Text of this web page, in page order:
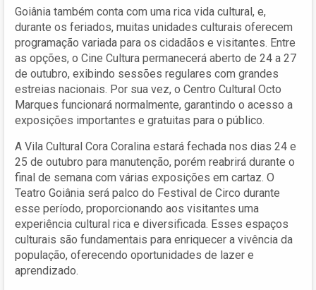
Goiânia também conta com uma rica vida cultural, e,
durante os feriados, muitas unidades culturais oferecem
programação variada para os cidadãos e visitantes. Entre
as opções, o Cine Cultura permanecerá aberto de 24 a 27
de outubro, exibindo sessões regulares com grandes
estreias nacionais. Por sua vez, o Centro Cultural Octo
Marques funcionará normalmente, garantindo o acesso a
exposições importantes e gratuitas para o público.
A Vila Cultural Cora Coralina estará fechada nos dias 24 e
25 de outubro para manutenção, porém reabrirá durante o
final de semana com várias exposições em cartaz. O
Teatro Goiânia será palco do Festival de Circo durante
esse período, proporcionando aos visitantes uma
experiência cultural rica e diversificada. Esses espaços
culturais são fundamentais para enriquecer a vivência da
população, oferecendo oportunidades de lazer e
aprendizado.